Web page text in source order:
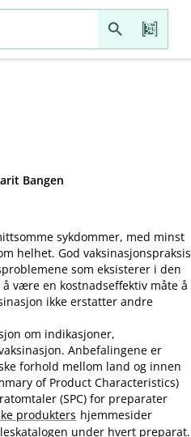
Bangen
sykdommer, med minst
helhet. God vaksinasjonspraksis
som eksisterer i den
være en kostnadseffektiv måte å
ikke erstatter andre
om indikasjoner,
Anbefalingene er
forhold mellom land og innen
of Product Characteristics)
(SPC) for preparater
produkters hjemmesider
under hvert preparat.